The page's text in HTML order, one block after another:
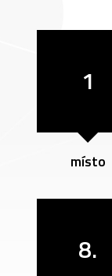
1
místo
8.